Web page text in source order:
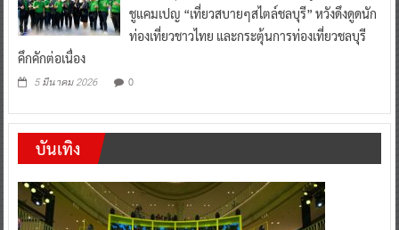
ชูแคมเปญ “เที่ยวสบายๆสไตล์ชลบุรี” หวังดึงดูดนัก
ท่องเที่ยวชาวไทย และกระตุ้นการท่องเที่ยวชลบุรี
คึกคักต่อเนื่อง
5 มีนาคม 2026 0
บันเทิง